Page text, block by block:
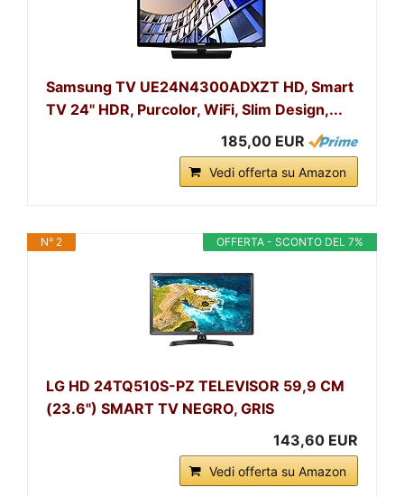
Samsung TV UE24N4300ADXZT HD, Smart
TV 24" HDR, Purcolor, WiFi, Slim Design,...
185,00 EUR
Vedi offerta su Amazon
OFFERTA - SCONTO DEL 7%
N° 2
LG HD 24TQ510S-PZ TELEVISOR 59,9 CM
(23.6") SMART TV NEGRO, GRIS
143,60 EUR
Vedi offerta su Amazon